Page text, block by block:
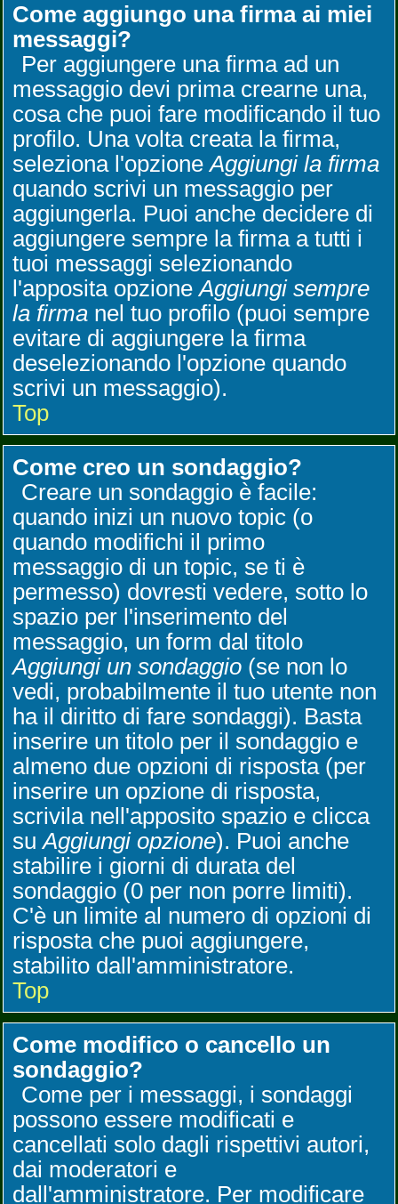
Come aggiungo una firma ai miei
messaggi?
Per aggiungere una firma ad un
messaggio devi prima crearne una,
cosa che puoi fare modificando il tuo
profilo. Una volta creata la firma,
seleziona l'opzioneAggiungi la firma
quando scrivi un messaggio per
aggiungerla. Puoi anche decidere di
aggiungere sempre la firma a tutti i
tuoi messaggi selezionando
l'apposita opzioneAggiungi sempre
la firma nel tuo profilo (puoi sempre
evitare di aggiungere la firma
deselezionando l'opzione quando
scrivi un messaggio).
Top
Come creo un sondaggio?
Creare un sondaggio è facile:
quando inizi un nuovo topic (o
quando modifichi il primo
messaggio di un topic, se ti è
permesso) dovresti vedere, sotto lo
spazio per l'inserimento del
messaggio, un form dal titolo
Aggiungi un sondaggio (se non lo
vedi, probabilmente il tuo utente non
ha il diritto di fare sondaggi). Basta
inserire un titolo per il sondaggio e
almeno due opzioni di risposta (per
inserire un opzione di risposta,
scrivila nell'apposito spazio e clicca
suAggiungi opzione). Puoi anche
stabilire i giorni di durata del
sondaggio (0 per non porre limiti).
C'è un limite al numero di opzioni di
risposta che puoi aggiungere,
stabilito dall'amministratore.
Top
Come modifico o cancello un
sondaggio?
Come per i messaggi, i sondaggi
possono essere modificati e
cancellati solo dagli rispettivi autori,
dai moderatori e
dall'amministratore. Per modificare